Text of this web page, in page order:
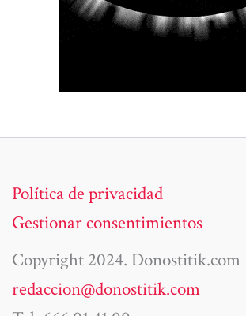
Política de privacidad
Gestionar consentimientos
Copyright 2024. Donostitik.com
redaccion@donostitik.com